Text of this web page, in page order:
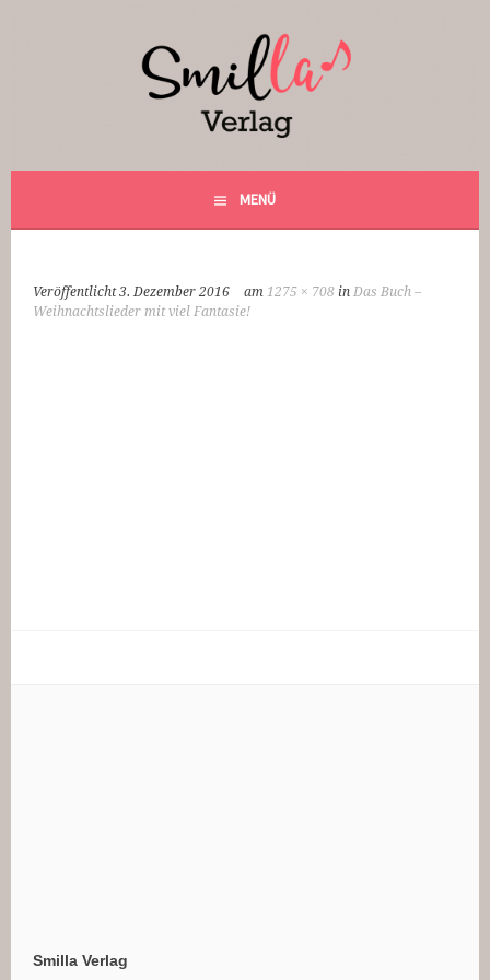
Smilla Verlag
24 Weihnachtsfantasien
MENÜ
Veröffentlicht3. Dezember 2016 am 1275 × 708 inDas Buch –
Weihnachtslieder mit viel Fantasie!
Smilla Verlag